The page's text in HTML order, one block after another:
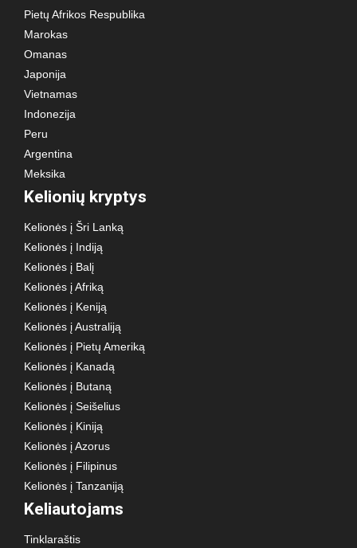
Pietų Afrikos Respublika
Marokas
Omanas
Japonija
Vietnamas
Indonezija
Peru
Argentina
Meksika
Kelionių kryptys
Kelionės į Šri Lanką
Kelionės į Indiją
Kelionės į Balį
Kelionės į Afriką
Kelionės į Keniją
Kelionės į Australiją
Kelionės į Pietų Ameriką
Kelionės į Kanadą
Kelionės į Butaną
Kelionės į Seišelius
Kelionės į Kiniją
Kelionės į Azorus
Kelionės į Filipinus
Kelionės į Tanzaniją
Keliautojams
Tinklaraštis